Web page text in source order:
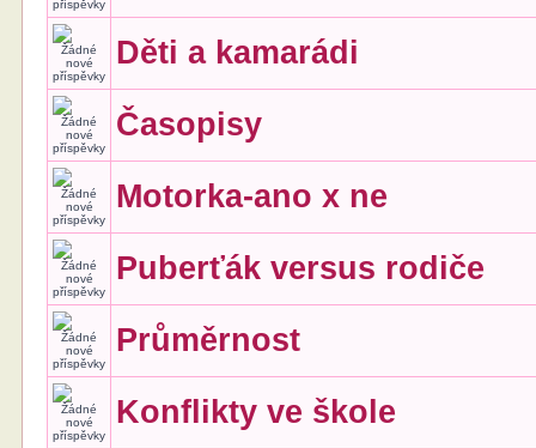
Děti a kamarádi
Časopisy
Motorka-ano x ne
Puberťák versus rodiče
Průměrnost
Konflikty ve škole